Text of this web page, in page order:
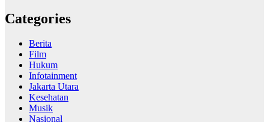
Categories
Berita
Film
Hukum
Infotainment
Jakarta Utara
Kesehatan
Musik
Nasional